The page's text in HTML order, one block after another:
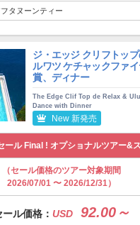
フタヌーンティー
ジ・エッジ クリフトッ
ルワツ ケチャックファ
賞、ディナー
The Edge Clif Top de Relax &
Dance with Dinner
New 新発売
ール Final ! オプショナルツアー&
（セール価格のツアー対象期間
2026/07/01 〜 2026/12/31）
ール価格： USD
92.00～